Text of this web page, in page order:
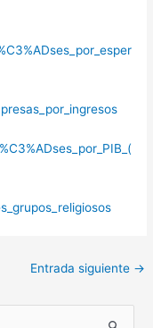
Entrada siguiente →